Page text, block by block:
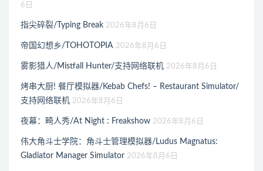
6日
指尖碎裂/Typing Break 2026年8月6日
帝国幻想乡/TOHOTOPIA 2026年8月6日
雾影猎人/Mistfall Hunter/支持网络联机 2026年8月6日
烤串大厨! 餐厅模拟器/Kebab Chefs! – Restaurant Simulator/
支持网络联机 2026年8月6日
夜幕：畸人秀/At Night : Freakshow 2026年8月6日
伟大角斗士学院：角斗士管理模拟器/Ludus Magnatus:
Gladiator Manager Simulator 2026年8月6日